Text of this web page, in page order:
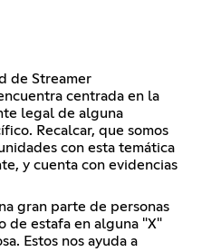
de Streamer
centrada en la
legal de alguna
Recalcar, que somos
con esta temática
y cuenta con evidencias
gran parte de personas
de estafa en alguna "X"
Estos nos ayuda a